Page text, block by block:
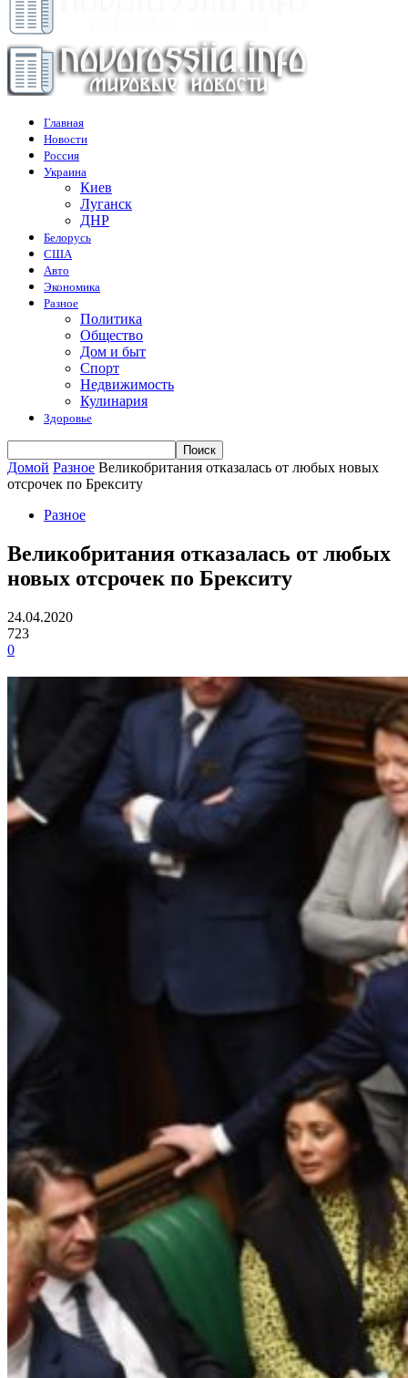
Главная
Новости
Россия
Украина
Киев
Луганск
ДНР
Белорусь
США
Авто
Экономика
Разное
Политика
Общество
Дом и быт
Спорт
Недвижимость
Кулинария
Здоровье
Домой Разное Великобритания отказалась от любых новых
отсрочек по Брекситу
Разное
Великобритания отказалась от любых
новых отсрочек по Брекситу
24.04.2020
723
0